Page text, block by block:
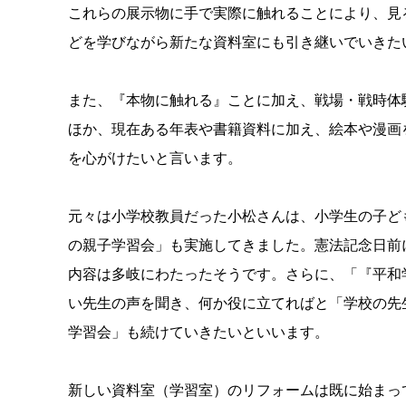
これらの展示物に手で実際に触れることにより、
どを学びながら新たな資料室にも引き継いでいき
また、『本物に触れる』ことに加え、戦場・戦時
ほか、現在ある年表や書籍資料に加え、絵本や漫
を心がけたいと言います。
元々は小学校教員だった小松さんは、小学生の子
の親子学習会」も実施してきました。憲法記念日
内容は多岐にわたったそうです。さらに、「『平
い先生の声を聞き、何か役に立てればと「学校の
学習会」も続けていきたいといいます。
新しい資料室（学習室）のリフォームは既に始ま